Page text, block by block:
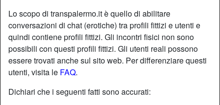
Lo scopo di transpalermo.it è quello di abilitare
conversazioni di chat (erotiche) tra profili fittizi e utenti e
quindi contiene profili fittizi. Gli incontri fisici non sono
possibili con questi profili fittizi. Gli utenti reali possono
essere trovati anche sul sito web. Per differenziare questi
utenti, visita le FAQ.
Dichiari che i seguenti fatti sono accurati:
starAggiungi chatChatta adesso